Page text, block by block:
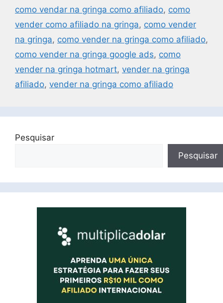
como vendar na gringa como afiliado, como
vender como afiliado na gringa, como vender
na gringa, como vender na gringa como afiliado,
como vender na gringa google ads, como
vender na gringa hotmart, vender na gringa
afiliado, vender na gringa como afiliado
Pesquisar
Pesquisar